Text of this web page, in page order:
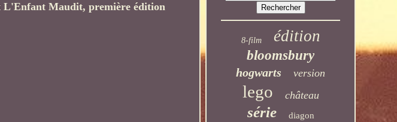
L'Enfant Maudit, première édition
8-film édition
bloomsbury
hogwarts version
lego château
série diagon